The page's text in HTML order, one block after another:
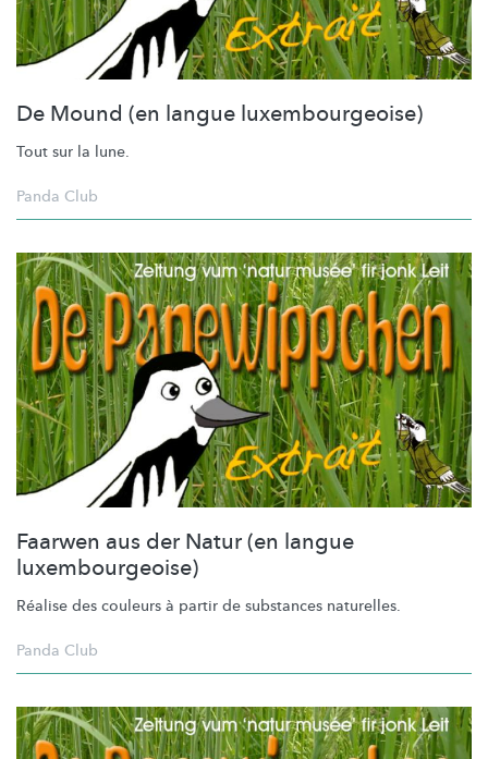
De Mound (en langue luxembourgeoise)
Tout sur la lune.
Panda Club
Faarwen aus der Natur (en langue
luxembourgeoise)
Réalise des couleurs à partir de substances naturelles.
Panda Club